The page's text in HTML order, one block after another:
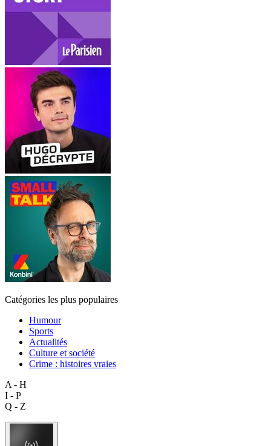
Catégories les plus populaires
Humour
Sports
Actualités
Culture et société
Crime : histoires vraies
A - H
I - P
Q - Z